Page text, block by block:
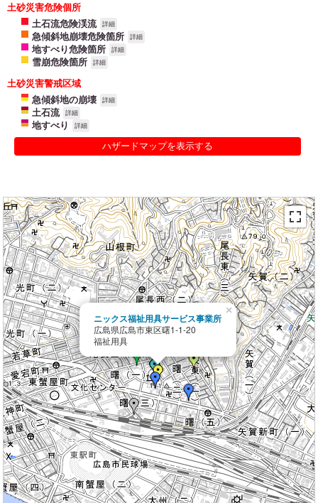
土砂災害危険個所
土石流危険渓流
詳細
急傾斜地崩壊危険箇所 詳細
地すべり危険箇所 詳細
雪崩危険箇所 詳細
土砂災害警戒区域
急傾斜地の崩壊
詳細
土石流 詳細
地すべり 詳細
ハザードマップを表示する
ニックス福祉用具サービス事業所
広島県広島市東区曙1-1-20
福祉用具
×